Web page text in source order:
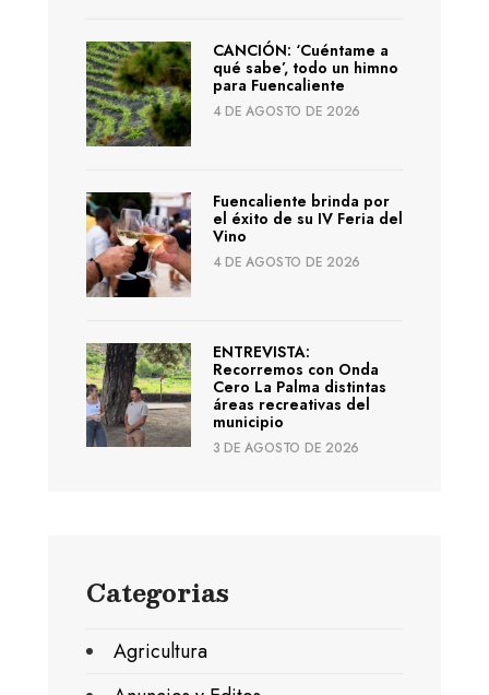
CANCIÓN: ‘Cuéntame a
qué sabe’, todo un himno
para Fuencaliente
4 DE AGOSTO DE 2026
Fuencaliente brinda por
el éxito de su IV Feria del
Vino
4 DE AGOSTO DE 2026
ENTREVISTA:
Recorremos con Onda
Cero La Palma distintas
áreas recreativas del
municipio
3 DE AGOSTO DE 2026
Categorias
Agricultura